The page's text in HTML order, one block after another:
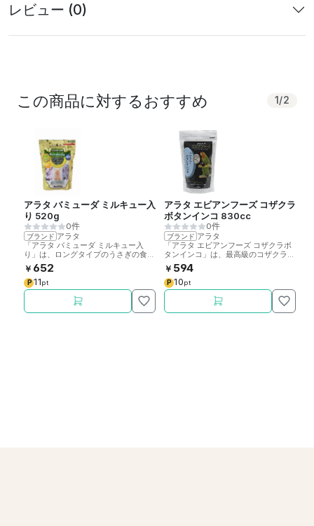
レビュー (0)
この商品に対するおすすめ 1 /2
アラタ バミューダ ミルキュー入
り 520g
0件
ブランド アラタ
「アラタ バミューダ ミルキュー入
り」は、ロングタイプのうさぎの食べ
る牧草です。
￥ 652
P 11pt
アラタ エビアンフーズ コザクラ
ボタンインコ 830cc
0件
ブランド アラタ
「アラタ エビアンフーズ コザクラボ
タンインコ」は、最高級のコザクラボ
タンインコ用フードです。
￥ 594
P 10pt